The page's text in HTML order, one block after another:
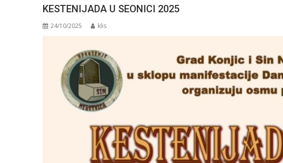
KESTENIJADA U SEONICI 2025
24/10/2025 klis